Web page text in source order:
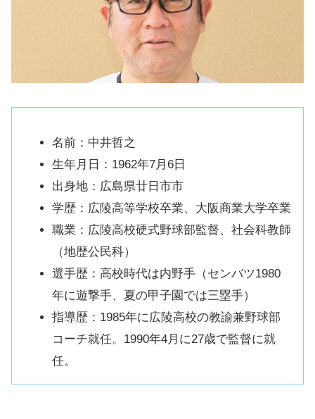
名前：中井哲之
生年月日：1962年7月6日
出身地：広島県廿日市市
学歴：広陵高等学校卒業、大阪商業大学卒業
職業：広陵高校硬式野球部監督、社会科教師
（地歴公民科）
選手歴：高校時代は内野手（センバツ1980
年に遊撃手、夏の甲子園では三塁手）
指導歴：1985年に広陵高校の教諭兼野球部
コーチ就任。1990年4月に27歳で監督に就
任。